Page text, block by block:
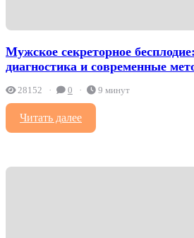
Мужское секреторное
диагностика и современные
28152 0 9 минут
Читать далее